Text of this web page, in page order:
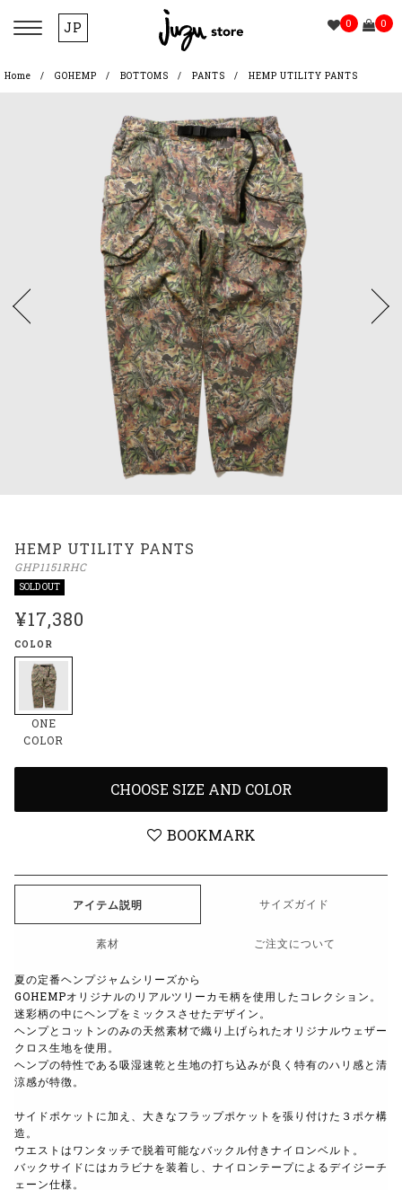
JP 0 0
Home GOHEMP BOTTOMS PANTS HEMP UTILITY PANTS
HEMP UTILITY PANTS
GHP1151RHC
SOLD OUT
¥17,380
COLOR
ONE
COLOR
CHOOSE SIZE AND COLOR
BOOKMARK
アイテム説明 サイズガイド
素材 ご注文について
夏の定番ヘンプジャムシリーズから
GOHEMPオリジナルのリアルツリーカモ柄を使用したコレクション。
迷彩柄の中にヘンプをミックスさせたデザイン。
ヘンプとコットンのみの天然素材で織り上げられたオリジナルウェザー
クロス生地を使用。
ヘンプの特性である吸湿速乾と生地の打ち込みが良く特有のハリ感と清
涼感が特徴。
サイドポケットに加え、大きなフラップポケットを張り付けた３ポケ構
造。
ウエストはワンタッチで脱着可能なバックル付きナイロンベルト。
バックサイドにはカラビナを装着し、ナイロンテープによるデイジーチ
ェーン仕様。